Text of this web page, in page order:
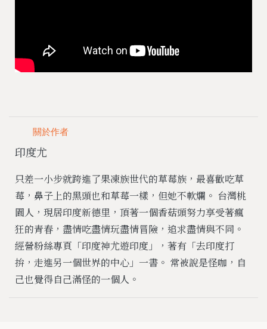
關於作者
印度尤
只差一小步就跨進了果凍族世代的草莓族，最喜歡吃草
莓，鼻子上的黑頭也和草莓一樣，但她不軟爛。 台灣桃
園人，現居印度新德里，頂著一個香菇頭努力享受著瘋
狂的青春，盡情吃盡情玩盡情冒險，追求盡情與不同。
經營粉絲專頁「印度神尤遊印度」，著有「去印度打
拚，走進另一個世界的中心」一書。 常被說是怪咖，自
己也覺得自己滿怪的一個人。